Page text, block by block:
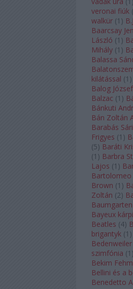
veronai fiúk (
walkür (1 )
Baarcsay
László (1 )
Mihály (1 )
Balassa
kilátással (1 )
Balog József
Balzac (1 )
Bánkuti
Bán Zoltán
Barabás Sári
Frigyes (1 )
(5) Baráti
(1 ) Barbra
Lajos (1 )
Bartolomeo
Brown (1 )
Zoltán (2)
Bayeux
Beatles (4)
brigantyk (1 )
Bedenweiler
szimfónia (1 )
Bekim
Bellini és a
Benedetto